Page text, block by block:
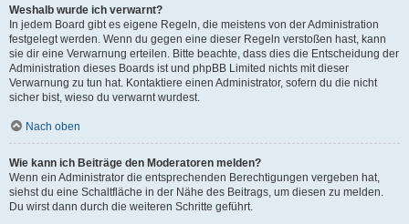
Weshalb wurde ich verwarnt?
In jedem Board gibt es eigene Regeln, die meistens von der Administration
festgelegt werden. Wenn du gegen eine dieser Regeln verstoßen hast, kann
sie dir eine Verwarnung erteilen. Bitte beachte, dass dies die Entscheidung der
Administration dieses Boards ist und phpBB Limited nichts mit dieser
Verwarnung zu tun hat. Kontaktiere einen Administrator, sofern du die nicht
sicher bist, wieso du verwarnt wurdest.
Nach oben
Wie kann ich Beiträge den Moderatoren melden?
Wenn ein Administrator die entsprechenden Berechtigungen vergeben hat,
siehst du eine Schaltfläche in der Nähe des Beitrags, um diesen zu melden.
Du wirst dann durch die weiteren Schritte geführt.